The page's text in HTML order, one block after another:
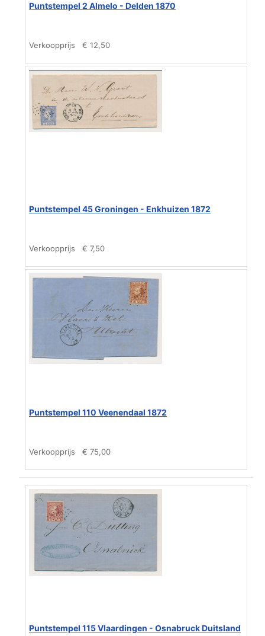
Puntstempel 2 Almelo - Delden 1870
Verkoopprijs € 12,50
Puntstempel 45 Groningen - Enkhuizen 1872
Verkoopprijs € 7,50
Puntstempel 110 Veenendaal 1872
Verkoopprijs € 75,00
Puntstempel 115 Vlaardingen - Osnabruck Duitsland